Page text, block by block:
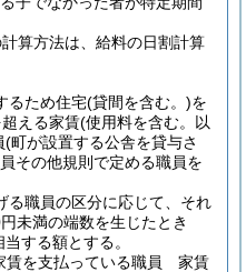
算方法は、給料の日割計算
るため住宅(貸間を含む。)を
える家賃(使用料を含む。以
(町が設置する公舎を貸与さ
その他規則で定める職員を
る職員の区分に応じて、それ
未満の端数を生じたとき
当する額とする。
賃を支払っている職員 家賃